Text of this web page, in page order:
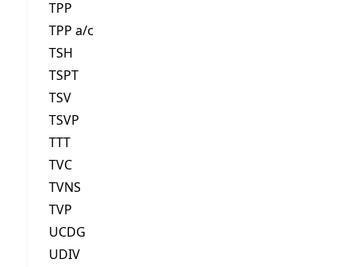
TPP
TPP a/c
TSH
TSPT
TSV
TSVP
TTT
TVC
TVNS
TVP
UCDG
UDIV